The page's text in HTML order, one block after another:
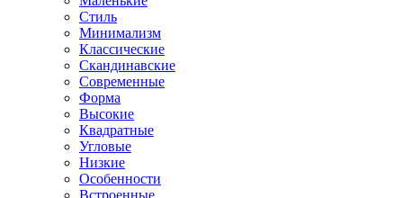
Стиль
Минимализм
Классические
Скандинавские
Современные
Форма
Высокие
Квадратные
Угловые
Низкие
Особенности
Встроенные